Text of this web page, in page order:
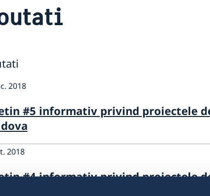
2018
#5 informativ privind proiectele
2018
#4 informativ privind proiectele